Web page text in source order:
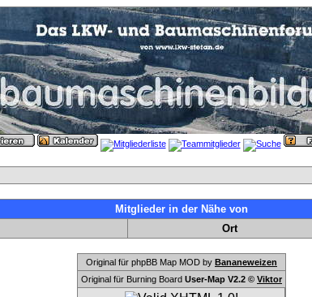
Mitglieder in der Nähe von
Ort
Original für phpBB Map MOD by Bananeweizen
Original für Burning Board User-Map V2.2 © Viktor